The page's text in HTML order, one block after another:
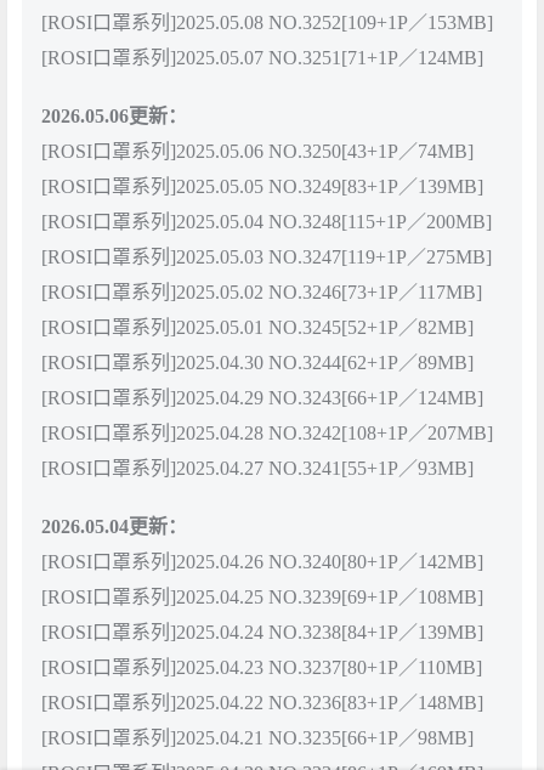
[ROSI口罩系列]2025.05.08 NO.3252[109+1P／153MB]
[ROSI口罩系列]2025.05.07 NO.3251[71+1P／124MB]
2026.05.06更新：
[ROSI口罩系列]2025.05.06 NO.3250[43+1P／74MB]
[ROSI口罩系列]2025.05.05 NO.3249[83+1P／139MB]
[ROSI口罩系列]2025.05.04 NO.3248[115+1P／200MB]
[ROSI口罩系列]2025.05.03 NO.3247[119+1P／275MB]
[ROSI口罩系列]2025.05.02 NO.3246[73+1P／117MB]
[ROSI口罩系列]2025.05.01 NO.3245[52+1P／82MB]
[ROSI口罩系列]2025.04.30 NO.3244[62+1P／89MB]
[ROSI口罩系列]2025.04.29 NO.3243[66+1P／124MB]
[ROSI口罩系列]2025.04.28 NO.3242[108+1P／207MB]
[ROSI口罩系列]2025.04.27 NO.3241[55+1P／93MB]
2026.05.04更新：
[ROSI口罩系列]2025.04.26 NO.3240[80+1P／142MB]
[ROSI口罩系列]2025.04.25 NO.3239[69+1P／108MB]
[ROSI口罩系列]2025.04.24 NO.3238[84+1P／139MB]
[ROSI口罩系列]2025.04.23 NO.3237[80+1P／110MB]
[ROSI口罩系列]2025.04.22 NO.3236[83+1P／148MB]
[ROSI口罩系列]2025.04.21 NO.3235[66+1P／98MB]